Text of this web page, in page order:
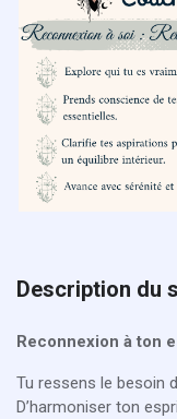
Description du
Reconnexion à ton
Tu ressens le besoin
D’harmoniser ton